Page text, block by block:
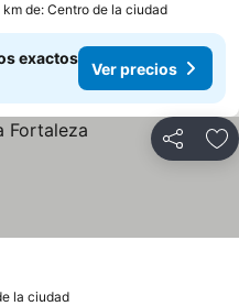
km de: Centro de la ciudad
exactos
Ver precios
Compartir
la ciudad